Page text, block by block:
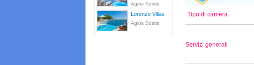
Agios Sostis
Lorenzo Villas
Agios Sostis
Tipo di camera
Servizi generali